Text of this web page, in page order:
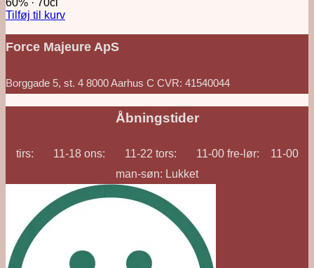
60% · 70cl
Tilføj til kurv
Force Majeure ApS
Borggade 5, st. 4 8000 Aarhus C CVR: 41540044
Åbningstider
tirs: 11-18 ons: 11-22 tors: 11-00 fre-lør: 11-00
man-søn: Lukket